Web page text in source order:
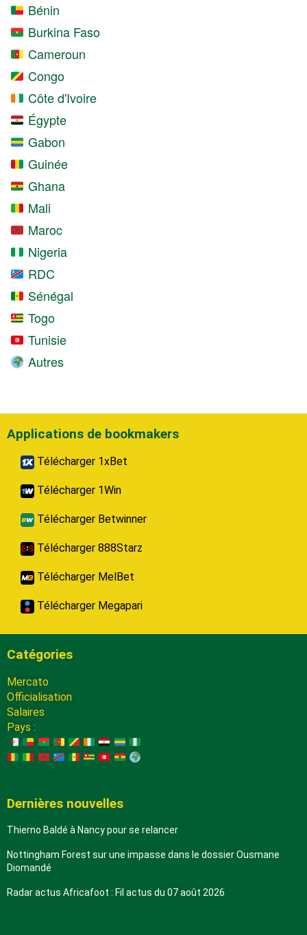
Bénin
Burkina Faso
Cameroun
Congo
Côte d'Ivoire
Égypte
Gabon
Guinée
Ghana
Mali
Maroc
Nigeria
RDC
Sénégal
Togo
Tunisie
Autres
Applications de bookmakers
Télécharger 1xBet
Télécharger 1Win
Télécharger Betwinner
Télécharger 888Starz
Télécharger MelBet
Télécharger Megapari
Catégories
Mercato
Officialisation
Salaires
Pays :
Dernières nouvelles
Thierno Baldé à Nancy pour se relancer
Nottingham Forest sur une impasse dans le dossier Ousmane
Diomandé
Radar actus Africafoot : Fil actus du 07 août 2026